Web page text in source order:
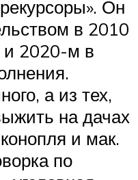
Он
в 2010
и 2020-м в
а из тех,
на дачах
и мак.
по